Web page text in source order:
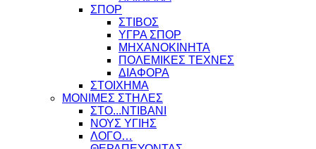
ΣΠΟΡ
ΣΤΙΒΟΣ
ΥΓΡΑ ΣΠΟΡ
ΜΗΧΑΝΟΚΙΝΗΤΑ
ΠΟΛΕΜΙΚΕΣ ΤΕΧΝΕΣ
ΔΙΑΦΟΡΑ
ΣΤΟΙΧΗΜΑ
ΜΟΝΙΜΕΣ ΣΤΗΛΕΣ
ΣΤΟ...ΝΤΙΒΑΝΙ
ΝΟΥΣ ΥΓΙΗΣ
ΛΟΓΟ…